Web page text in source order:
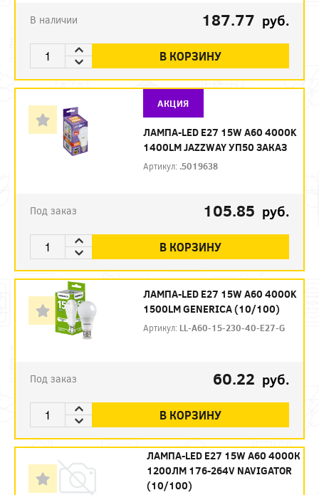
В наличии 187.77 руб.
В КОРЗИНУ
АКЦИЯ
ЛАМПА-LED E27 15W A60 4000K
1400LM JAZZWAY УП50 ЗАКАЗ
Артикул: .5019638
Под заказ 105.85 руб.
В КОРЗИНУ
ЛАМПА-LED E27 15W A60 4000K
1500LM GENERICA (10/100)
Артикул: LL-A60-15-230-40-E27-G
Под заказ 60.22 руб.
В КОРЗИНУ
ЛАМПА-LED E27 15W A60 4000К
1200ЛМ 176-264V NAVIGATOR
(10/100)